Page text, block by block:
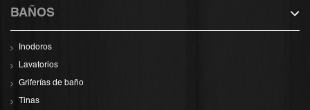
BAÑOS
Inodoros
Lavatorios
Griferías de baño
Tinas